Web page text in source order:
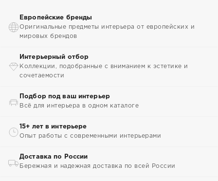
Европейские бренды
Оригинальные предметы интерьера от европейских и
мировых брендов
Интерьерный отбор
Коллекции, подобранные с вниманием к эстетике и
сочетаемости
Подбор под ваш интерьер
Всё для интерьера в одном каталоге
15+ лет в интерьере
Опыт работы с современными интерьерами
Доставка по России
Бережная и надежная доставка по всей России